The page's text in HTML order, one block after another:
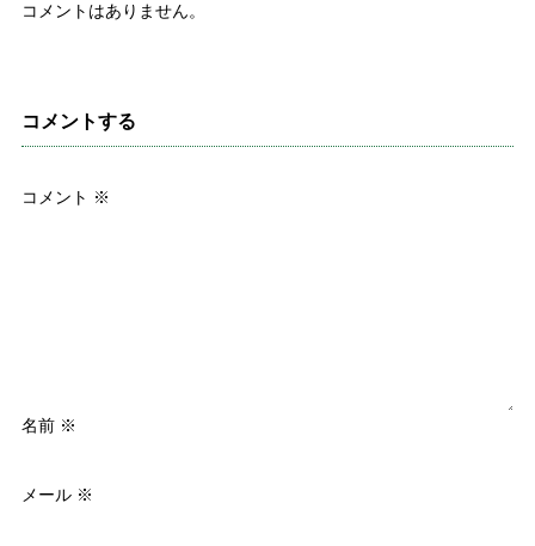
コメントはありません。
コメントする
コメント ※
名前 ※
メール ※